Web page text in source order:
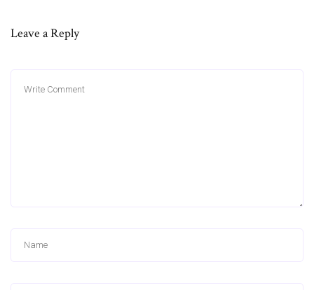
Leave a Reply